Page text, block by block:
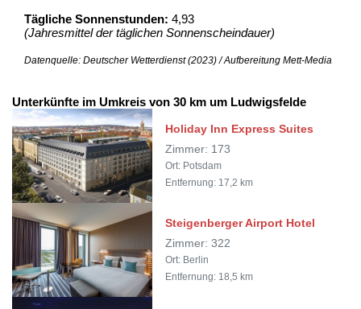
Tägliche Sonnenstunden: 4,93
(Jahresmittel der täglichen Sonnenscheindauer)
Datenquelle: Deutscher Wetterdienst (2023) / Aufbereitung Mett-Media
Unterkünfte im Umkreis von 30 km um Ludwigsfelde
Holiday Inn Express Suites
Zimmer: 173
Ort: Potsdam
Entfernung: 17,2 km
Steigenberger Airport Hotel
Zimmer: 322
Ort: Berlin
Entfernung: 18,5 km